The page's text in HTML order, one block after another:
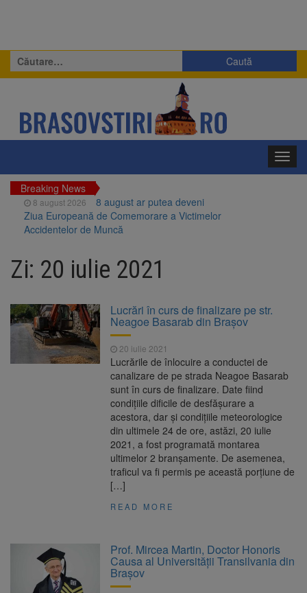
Caută
după:
Breaking News
8 august 2026
8 august ar putea deveni
Ziua Europeană de Comemorare a Victimelor
Accidentelor de Muncă
fostului complex Duplex 91, de lângă Piața
Star
Nivelul Dunării a început să crească
8 august 2026
Asociația Română pentru
Iluminat cere reducerea luminii pe timpul
nopții, nu oprirea iluminatului public
7 august 2026
Trafic blocat pe DN1E Brașov
– Poiana Brașov după un accident. Două
persoane primesc îngrijiri medicale
Se schimbă examenul de
medic specialist. Subiecte unice în toată țara,
aceeași oră și același barem
Zi: 20 iulie 2021
Lucrări în curs de finalizare pe str.
Neagoe Basarab din Brașov
20 iulie 2021
Lucrările de înlocuire a conductei de
canalizare de pe strada Neagoe Basarab
sunt în curs de finalizare. Date fiind
condițiile dificile de desfășurare a
acestora, dar și condițiile meteorologice
din ultimele 24 de ore, astăzi, 20 iulie
2021, a fost programată montarea
ultimelor 2 branșamente. De asemenea,
traficul va fi permis pe această porțiune de
[…]
READ MORE
Prof. Mircea Martin, Doctor Honoris
Causa al Universităţii Transilvania din
Braşov